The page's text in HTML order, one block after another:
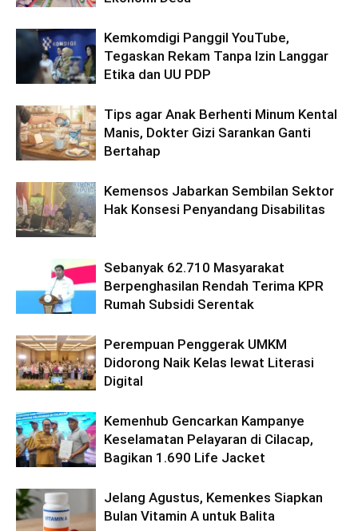
Kemkomdigi Panggil YouTube,
Tegaskan Rekam Tanpa Izin Langgar
Etika dan UU PDP
Tips agar Anak Berhenti Minum Kental
Manis, Dokter Gizi Sarankan Ganti
Bertahap
Kemensos Jabarkan Sembilan Sektor
Hak Konsesi Penyandang Disabilitas
Sebanyak 62.710 Masyarakat
Berpenghasilan Rendah Terima KPR
Rumah Subsidi Serentak
Perempuan Penggerak UMKM
Didorong Naik Kelas lewat Literasi
Digital
Kemenhub Gencarkan Kampanye
Keselamatan Pelayaran di Cilacap,
Bagikan 1.690 Life Jacket
Jelang Agustus, Kemenkes Siapkan
Bulan Vitamin A untuk Balita